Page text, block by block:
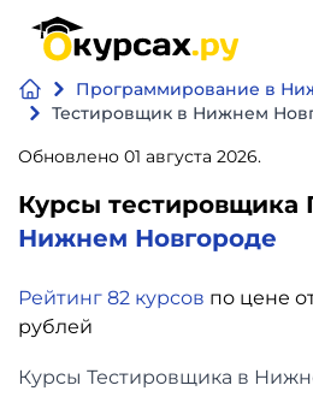
Программирование в
Тестировщик в Нижнем
Обновлено 01 августа 2026.
Курсы тестировщика
Нижнем Новгороде
Рейтинг 82 курсов по цене
рублей
Курсы Тестировщика в
Нейросеть
и ИИ
Бизнес
финансы
Дизайн
Курсы по